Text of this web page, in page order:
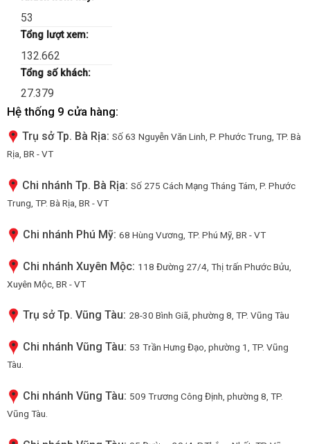
53
Tổng lượt xem:
132.662
Tổng số khách:
27.379
Hệ thống 9 cửa hàng:
Trụ sở Tp. Bà Rịa: Số 63 Nguyễn Văn Linh, P. Phước Trung, TP. Bà
Rịa, BR - VT
Chi nhánh Tp. Bà Rịa: Số 275 Cách Mạng Tháng Tám, P. Phước
Trung, TP. Bà Rịa, BR - VT
Chi nhánh Phú Mỹ: 68 Hùng Vương, TP. Phú Mỹ, BR - VT
Chi nhánh Xuyên Mộc: 118 Đường 27/4, Thị trấn Phước Bửu,
Xuyên Mộc, BR - VT
Trụ sở Tp. Vũng Tàu: 28-30 Bình Giã, phường 8, TP. Vũng Tàu
Chi nhánh Vũng Tàu: 53 Trần Hưng Đạo, phường 1, TP. Vũng
Tàu.
Chi nhánh Vũng Tàu: 509 Trương Công Định, phường 8, TP.
Vũng Tàu.